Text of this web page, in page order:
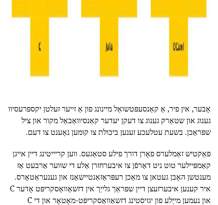
אָבער, אין פיר, אַ קאַנסעפּטשואַל מיינונג פון אַ זייער זעלטן יקספּרעסיוו
גענוג און שטאַרק גענוג צו דעקן יעדער קאַנסיוואַבאַל מקור און ציל
שפּראַכן. בשעת עטלעכע זענען ביכולת צו קומען נאָענט צו דעם.
פאַקטיש זאַמלערס פאָרן דורך פילע סטאַגעס. ווען קריייטינג דיין אייגן
קאַמפּיילער טוט ניט דאַרפֿן צו איבערחזרן אַלע די שווער אַרבעט אַז
מענטשן האָבן געטאן צו מאַכן רעפּראַזאַנטיישאַנז און גענעראַטאָרס.
איר קענען איבערזעצן דיין שפּראַך גלייַך אין דזשאַוואַסקריפּט אָדער C
און נעמען מייַלע פון יגזיסטינג דזשאַוואַסקריפּט-מאָטאָר און די C